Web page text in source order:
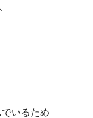
いるため